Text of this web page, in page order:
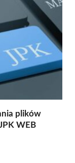
plików
WEB